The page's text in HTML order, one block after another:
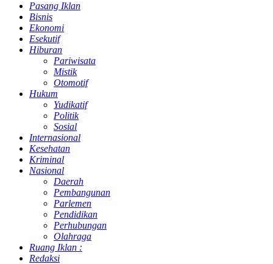
Pasang Iklan
Bisnis
Ekonomi
Esekutif
Hiburan
Pariwisata
Mistik
Otomotif
Hukum
Yudikatif
Politik
Sosial
Internasional
Kesehatan
Kriminal
Nasional
Daerah
Pembangunan
Parlemen
Pendidikan
Perhubungan
Olahraga
Ruang Iklan :
Redaksi